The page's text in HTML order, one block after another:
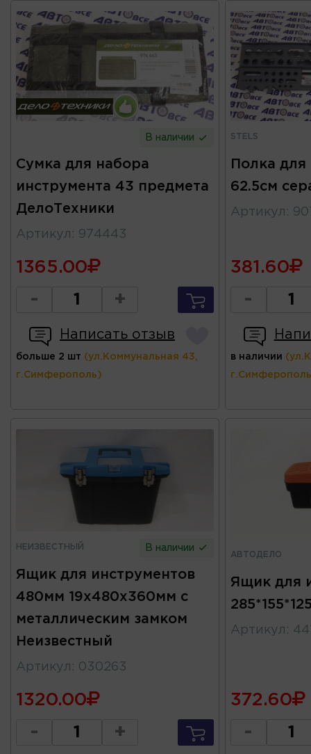
В наличии
Сумка для набора
инструмента 43 предмета
ДелоТехники
Артикул : 974443
1365.00
- +
Написать отзыв
больше 2 шт (ул.Коммунальная 43,
г.Симферополь)
STELS
Полка для
62.5см
Артикул :
381.60
-
в наличии
НЕИЗВЕСТНЫЙ В наличии
Ящик для инструментов
480мм 19х480х360мм с
металлическим замком
Неизвестный
Артикул : 030263
1320.00
- +
АВТОДЕЛО
Ящик для
Артикул :
372.60
-